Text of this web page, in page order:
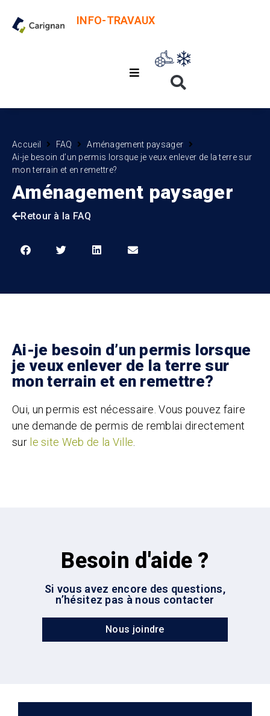
INFO-TRAVAUX
Accueil FAQ
Aménagement paysager
Ai-je besoin d’un permis lorsque je veux enlever de la terre sur
mon terrain et en remettre?
Aménagement paysager
Retour à la FAQ
Ai-je besoin d’un permis lorsque
je veux enlever de la terre sur
mon terrain et en remettre?
Oui, un permis est nécessaire. Vous pouvez faire
une demande de permis de remblai directement
sur le site Web de la Ville.
Besoin d'aide ?
Si vous avez encore des questions,
n’hésitez pas à nous contacter
Nous joindre